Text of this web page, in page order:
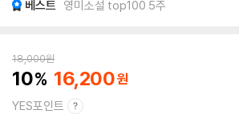
베스트 영미소설 top100 5주
18,000원
10 16,200
YES포인트